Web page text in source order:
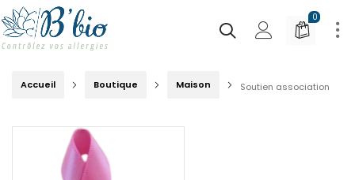
0
Accueil Boutique Maison Soutien association